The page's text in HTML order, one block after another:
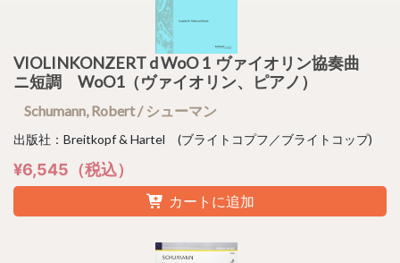
VIOLINKONZERT d WoO 1 ヴァイオリン協奏曲
ニ短調 WoO1（ヴァイオリン、ピアノ）
Schumann, Robert / シューマン
出版社：Breitkopf & Hartel (ブライトコプフ／ブライトコップ)
¥6,545（税込）
カートに追加